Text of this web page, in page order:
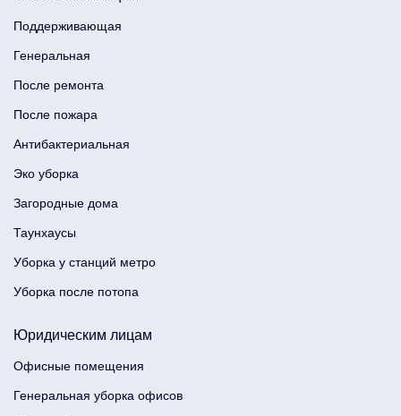
Поддерживающая
Генеральная
После ремонта
После пожара
Антибактериальная
Эко уборка
Загородные дома
Таунхаусы
Уборка у станций метро
Уборка после потопа
Юридическим лицам
Офисные помещения
Генеральная уборка офисов